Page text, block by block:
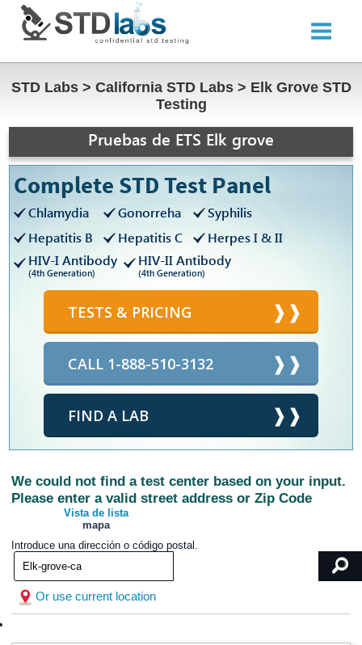
STD Labs > California STD Labs > Elk Grove STD
Testing
Pruebas de ETS Elk grove
Complete STD Test Panel
Chlamydia Gonorreha
Syphilis
Hepatitis B
Hepatitis C
Herpes I & II
HIV-I Antibody
(4th Generation)
HIV-II Antibody
(4th Generation)
TESTS & PRICING
CALL 1-888-510-3132
FIND A LAB
We could not find a test center based on your input.
Please enter a valid street address or Zip Code
Vista de lista
mapa
Introduce una dirección o código postal.
Or use current location